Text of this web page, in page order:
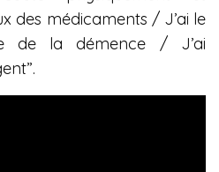
des médicaments / J’ai le
de la démence / J’ai